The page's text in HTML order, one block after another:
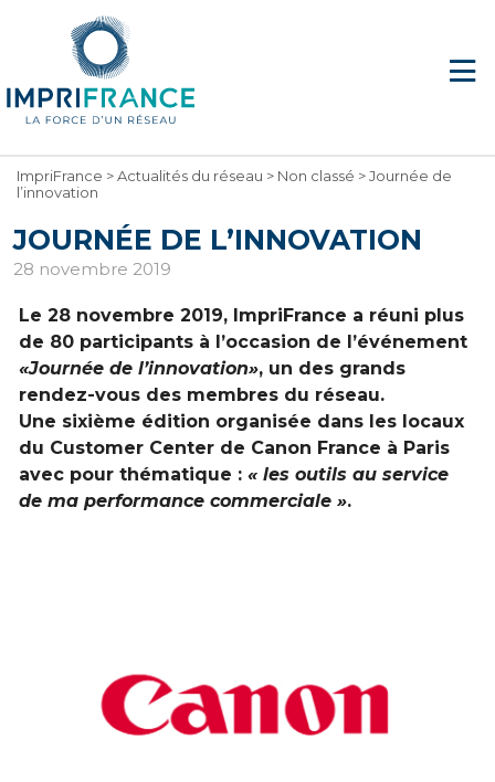
ImpriFrance >Actualités du réseau > Non classé >Journée de
l’innovation
JOURNÉE DE L’INNOVATION
28 novembre 2019
Le 28 novembre 2019, ImpriFrance a réuni plus
de 80 participants à l’occasion de l’événement
«Journée de l’innovation», un des grands
rendez-vous des membres du réseau.
Une sixième édition organisée dans les locaux
du Customer Center de Canon France à Paris
avec pour thématique : « les outils au service
de ma performance commerciale ».